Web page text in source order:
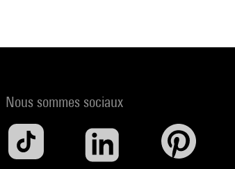
Nous sommes sociaux